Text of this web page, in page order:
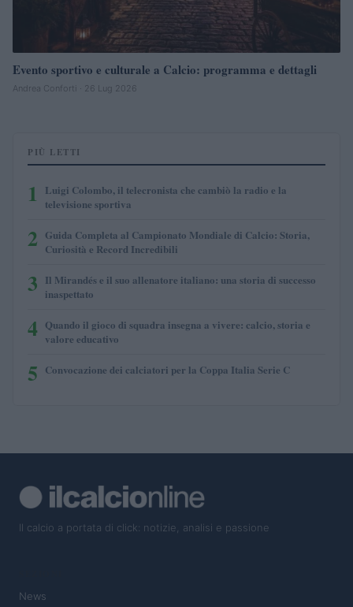
Evento sportivo e culturale a Calcio: programma e dettagli
Andrea Conforti · 26 Lug 2026
PIÙ LETTI
1
Luigi Colombo, il telecronista che cambiò la radio e la
televisione sportiva
2 Guida Completa al Campionato Mondiale di Calcio: Storia,
Curiosità e Record Incredibili
3 Il Mirandés e il suo allenatore italiano: una storia di successo
inaspettato
4 Quando il gioco di squadra insegna a vivere: calcio, storia e
valore educativo
5 Convocazione dei calciatori per la Coppa Italia Serie C
Il calcio a portata di click: notizie, analisi e passione
News